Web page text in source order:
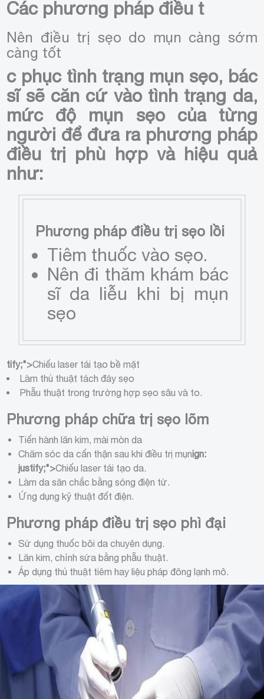
Các phương pháp điều t
Nên điều trị sẹo do mụn càng sớm
càng tốt
c phục tình trạng mụn sẹo, bác
sĩ sẽ căn cứ vào tình trạng da,
mức độ mụn sẹo của từng
người để đưa ra phương pháp
điều trị phù hợp và hiệu quả
như:
Phương pháp điều trị sẹo lồi
Tiêm thuốc vào sẹo.
Nên đi thăm khám bác
sĩ da liễu khi bị mụn
sẹo
tify;">Chiếu laser tái tạo bề mặt
Làm thủ thuật tách đáy sẹo
Phẫu thuật trong trường hợp sẹo sâu và to.
Phương pháp chữa trị sẹo lõm
Tiến hành lăn kim, mài mòn da
Chăm sóc da cẩn thận sau khi điều trị mụnign:
justify;">Chiếu laser tái tạo da.
Làm da săn chắc bằng sóng điện từ.
Ứng dụng kỹ thuật đốt điện.
Phương pháp điều trị sẹo phì đại
Sử dụng thuốc bôi da chuyên dụng.
Lăn kim, chỉnh sửa bằng phẫu thuật.
Áp dụng thủ thuật tiêm hay liệu pháp đông lạnh mô.